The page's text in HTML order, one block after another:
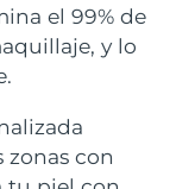
el 99% de
y lo
zonas con
therapy
toothbrush
FAQ™
LED
prevista 8/10/26
prevista
prevista